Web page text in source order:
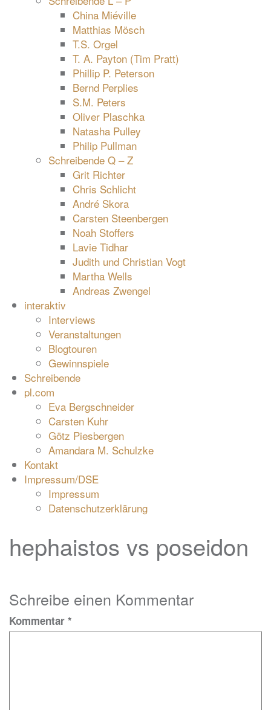
China Miéville
Matthias Mösch
T.S. Orgel
T. A. Payton (Tim Pratt)
Phillip P. Peterson
Bernd Perplies
S.M. Peters
Oliver Plaschka
Natasha Pulley
Philip Pullman
Schreibende Q – Z
Grit Richter
Chris Schlicht
André Skora
Carsten Steenbergen
Noah Stoffers
Lavie Tidhar
Judith und Christian Vogt
Martha Wells
Andreas Zwengel
interaktiv
Interviews
Veranstaltungen
Blogtouren
Gewinnspiele
Schreibende
pl.com
Eva Bergschneider
Carsten Kuhr
Götz Piesbergen
Amandara M. Schulzke
Kontakt
Impressum/DSE
Impressum
Datenschutzerklärung
hephaistos vs poseidon
Schreibe einen Kommentar
Kommentar *